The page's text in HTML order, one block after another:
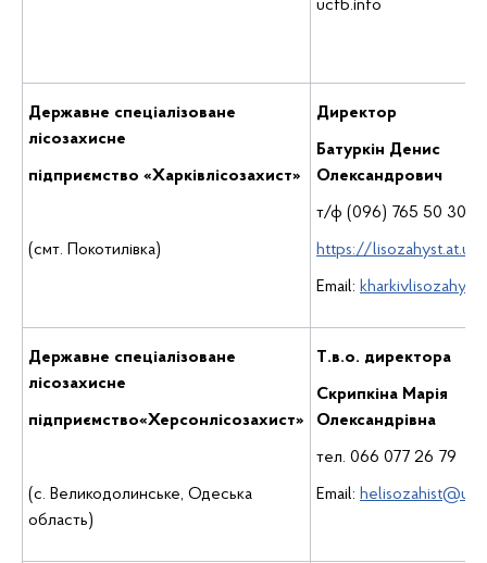
ucfb.info
Державне спеціалізоване
лісозахисне
підприємство «Харківлісозахист»
(смт. Покотилівка)
Директор
Батуркін Денис
Олександрович
т/ф (096) 765 50 30
https://lisozahyst.at.ua
Email:
Державне спеціалізоване
лісозахисне
підприємство«Херсонлісозахист»
(с. Великодолинське, Одеська
область)
Т.в.о. директора
Скрипкіна Марія
Олександрівна
тел. 066 077 26 79
Email: